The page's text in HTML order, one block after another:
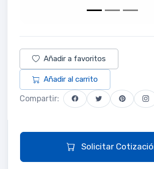
Añadir a favoritos
Añadir al carrito
Compartir:
Solicitar